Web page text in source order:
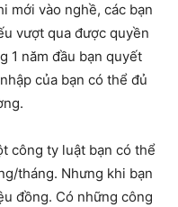
mới vào nghề, các bạn
vượt qua được quyền
1 năm đầu bạn quyết
của bạn có thể đủ
công ty luật bạn có thể
tháng. Nhưng khi bạn
đồng. Có những công